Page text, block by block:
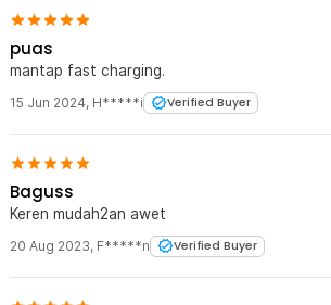
puas
mantap fast charging.
15 Jun 2024, H*****i Verified Buyer
Baguss
Keren mudah2an awet
20 Aug 2023, F*****n Verified Buyer